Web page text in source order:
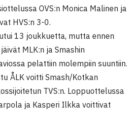
OVS:n Monica Malinen ja
HVS:n 3-0.
13 joukkuetta, mutta ennen
MLK:n ja Smashin
pelattiin molempiin suuntiin.
ÅLK voitti Smash/Kotkan
TVS:n. Loppuottelussa
ja Kasperi Ilkka voittivat